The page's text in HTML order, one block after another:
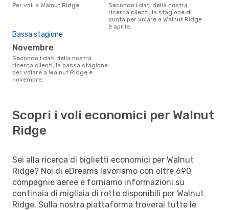
Per voli a Walnut Ridge
Secondo i dati della nostra
ricerca clienti, la stagione di
punta per volare a Walnut Ridge
è aprile.
Bassa stagione
novembre
Secondo i dati della nostra
ricerca clienti, la bassa stagione
per volare a Walnut Ridge è
novembre.
Scopri i voli economici per Walnut
Ridge
Sei alla ricerca di biglietti economici per Walnut
Ridge? Noi di eDreams lavoriamo con oltre 690
compagnie aeree e forniamo informazioni su
centinaia di migliaia di rotte disponibili per Walnut
Ridge. Sulla nostra piattaforma troverai tutte le